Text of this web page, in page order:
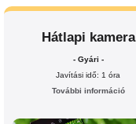
Hátlapi kamera
- Gyári -
Javítási idő: 1 óra
További információ